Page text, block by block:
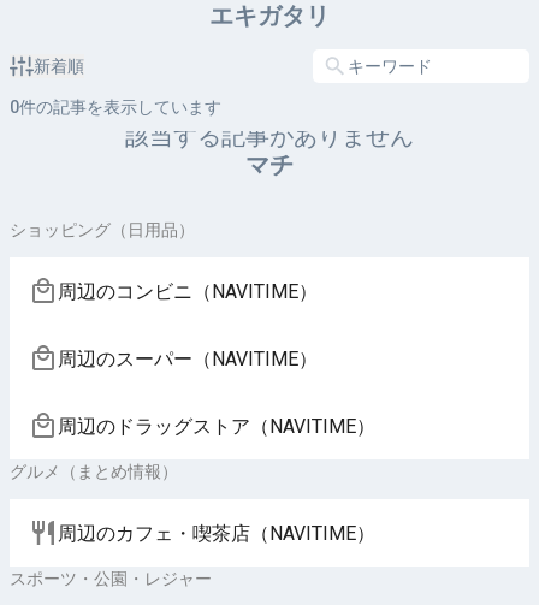
エキガタリ
新着順
0件の記事を表示しています
該当する記事がありません
マチ
ショッピング（日用品）
周辺のコンビニ（NAVITIME）
周辺のスーパー（NAVITIME）
周辺のドラッグストア（NAVITIME）
グルメ（まとめ情報）
周辺のカフェ・喫茶店（NAVITIME）
スポーツ・公園・レジャー